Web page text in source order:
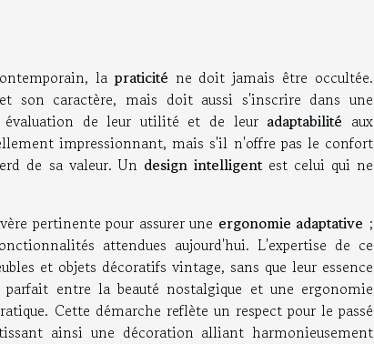
la praticité ne doit jamais être occultée.
son caractère, mais doit aussi s'inscrire dans une
de leur utilité et de leur adaptabilité aux
impressionnant, mais s'il n'offre pas le confort
de sa valeur. Un design intelligentest celui qui ne
pertinente pour assurer une ergonomie adaptative ;
attendues aujourd'hui. L'expertise de ce
et objets décoratifs vintage, sans que leur essence
entre la beauté nostalgique et une ergonomie
Cette démarche reflète un respect pour le passé
ainsi une décoration alliant harmonieusement